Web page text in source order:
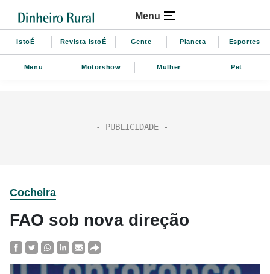
Menu
IstoÉ Revista IstoÉ Gente Planeta Esportes
Menu Motorshow Mulher Pet
Cocheira
FAO sob nova direção